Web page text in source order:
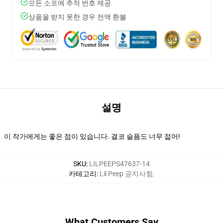
모든 소포에 추적 번호 제공
상품을 받지 못한 경우 전액 환불
설명
이 작가에게는 좋은 점이 있습니다. 결코 슬픔도 너무 젊어!
SKU: LILPEEPS47637-14
카테고리: Lil Peep 공지사항,